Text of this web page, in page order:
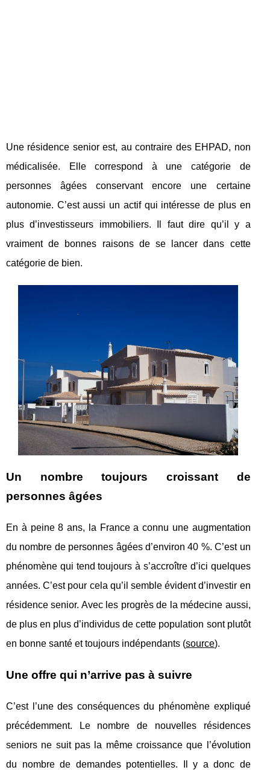
Une résidence senior est, au contraire des EHPAD, non
médicalisée. Elle correspond à une catégorie de
personnes âgées conservant encore une certaine
autonomie. C’est aussi un actif qui intéresse de plus en
plus d’investisseurs immobiliers. Il faut dire qu’il y a
vraiment de bonnes raisons de se lancer dans cette
catégorie de bien.
Un nombre toujours croissant de
personnes âgées
En à peine 8 ans, la France a connu une augmentation
du nombre de personnes âgées d’environ 40 %. C’est un
phénomène qui tend toujours à s’accroître d’ici quelques
années. C’est pour cela qu’il semble évident d’investir en
résidence senior. Avec les progrès de la médecine aussi,
de plus en plus d’individus de cette population sont plutôt
en bonne santé et toujours indépendants (source).
Une offre qui n’arrive pas à suivre
C’est l’une des conséquences du phénomène expliqué
précédemment. Le nombre de nouvelles résidences
seniors ne suit pas la même croissance que l’évolution
du nombre de demandes potentielles. Il y a donc de